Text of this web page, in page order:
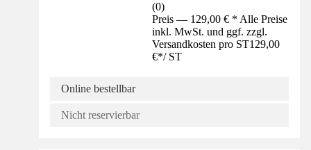
(0)
Preis — 129,00 € * Alle Preise
inkl. MwSt. und ggf. zzgl.
Versandkosten pro ST129,00
€*/ ST
Online bestellbar
Nicht reservierbar